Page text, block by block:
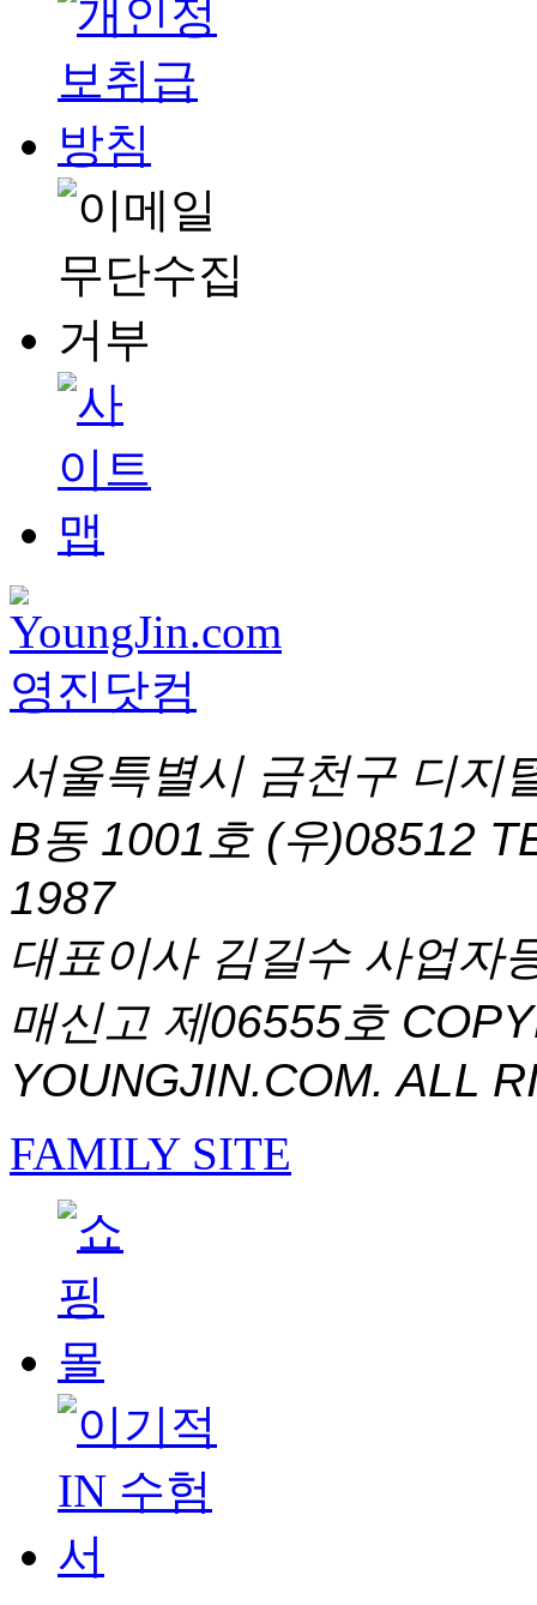
서울특별시 금천구 디지
B동 1001호 (우)08512
1987
대표이사 김길수 사업자
매신고 제06555호
YOUNGJIN.COM. ALL
FAMILY SITE